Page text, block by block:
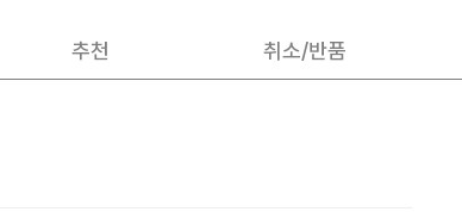
추천 취소/반품